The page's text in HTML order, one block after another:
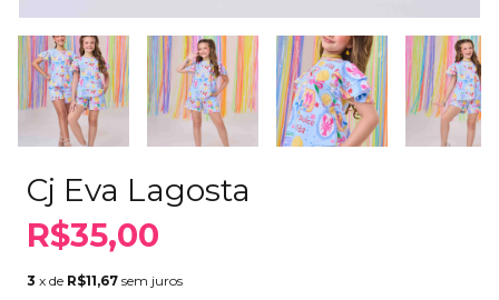
Cj Eva Lagosta
R$35,00
3 x de R$11,67 sem juros